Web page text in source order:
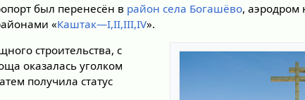
был перенесён в район села Богашёво, аэродром
«Каштак—I,II,III,IV».
строительства, с
оказалась уголком
получила статус